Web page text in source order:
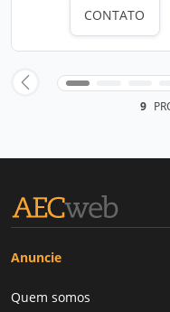
CONTATO
9
Anuncie
Quem somos